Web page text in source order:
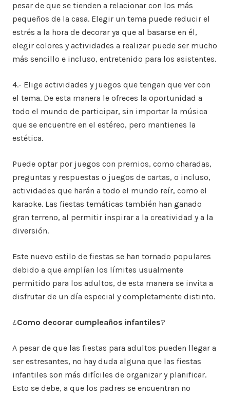
pesar de que se tienden a relacionar con los más
pequeños de la casa. Elegir un tema puede reducir el
estrés a la hora de decorar ya que al basarse en él,
elegir colores y actividades a realizar puede ser mucho
más sencillo e incluso, entretenido para los asistentes.
4.- Elige actividades y juegos que tengan que ver con
el tema. De esta manera le ofreces la oportunidad a
todo el mundo de participar, sin importar la música
que se encuentre en el estéreo, pero mantienes la
estética.
Puede optar por juegos con premios, como charadas,
preguntas y respuestas o juegos de cartas, o incluso,
actividades que harán a todo el mundo reír, como el
karaoke. Las fiestas temáticas también han ganado
gran terreno, al permitir inspirar a la creatividad y a la
diversión.
Este nuevo estilo de fiestas se han tornado populares
debido a que amplían los límites usualmente
permitido para los adultos, de esta manera se invita a
disfrutar de un día especial y completamente distinto.
¿Como decorar cumpleaños infantiles?
A pesar de que las fiestas para adultos pueden llegar a
ser estresantes, no hay duda alguna que las fiestas
infantiles son más difíciles de organizar y planificar.
Esto se debe, a que los padres se encuentran no